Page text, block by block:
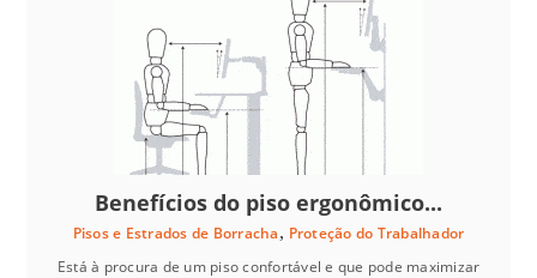
Benefícios do piso ergonômico...
Pisos e Estrados de Borracha, Proteção do Trabalhador
Está à procura de um piso confortável e que pode maximizar